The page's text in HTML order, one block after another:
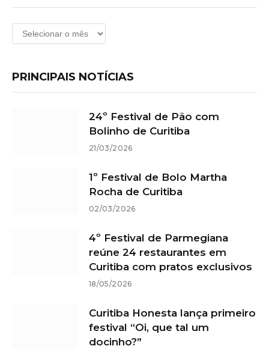
Arquivos
PRINCIPAIS NOTÍCIAS
24º Festival de Pão com
Bolinho de Curitiba
21/03/2026
1º Festival de Bolo Martha
Rocha de Curitiba
02/03/2026
4º Festival de Parmegiana
reúne 24 restaurantes em
Curitiba com pratos exclusivos
18/05/2026
Curitiba Honesta lança primeiro
festival “Oi, que tal um
docinho?”